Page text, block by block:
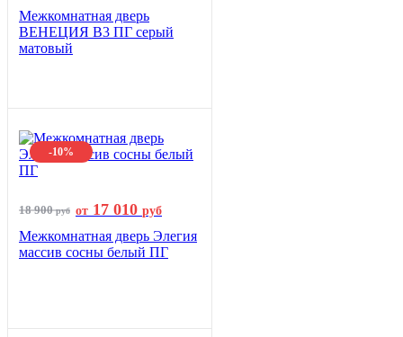
Межкомнатная дверь
ВЕНЕЦИЯ B3 ПГ серый
матовый
-10%
18 900руб от 17 010 руб
Межкомнатная дверь Элегия
массив сосны белый ПГ